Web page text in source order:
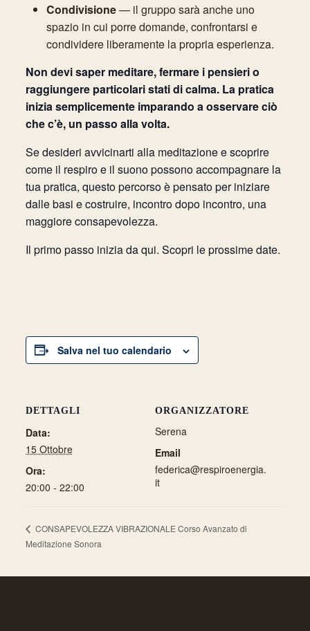
Condivisione— il gruppo sarà anche uno
spazio in cui porre domande, confrontarsi e
condividere liberamente la propria esperienza.
Non devi saper meditare, fermare i pensieri o
raggiungere particolari stati di calma. La pratica
inizia semplicemente imparando a osservare ciò
che c’è, un passo alla volta.
Se desideri avvicinarti alla meditazione e scoprire
come il respiro e il suono possono accompagnare la
tua pratica, questo percorso è pensato per iniziare
dalle basi e costruire, incontro dopo incontro, una
maggiore consapevolezza.
Il primo passo inizia da qui. Scopri le prossime date.
Salva nel tuo calendario
DETTAGLI
Data:
15 Ottobre
Ora:
20:00 - 22:00
ORGANIZZATORE
Serena
Email
federica@respiroenergia.
it
CONSAPEVOLEZZA VIBRAZIONALE Corso Avanzato di
Meditazione Sonora